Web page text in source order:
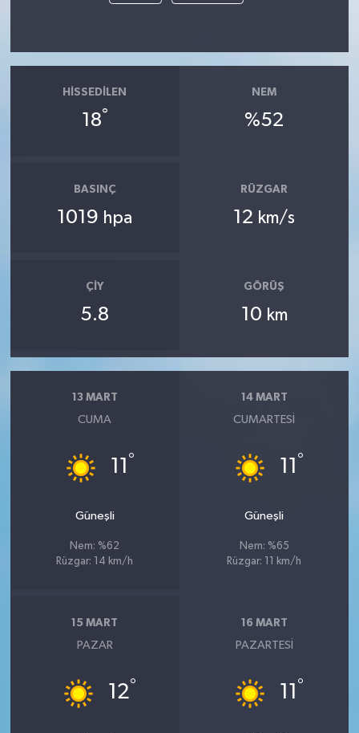
HISSEDILEN
18°
NEM
%52
BASINÇ
1019 hpa
RÜZGAR
12 km/s
ÇIY
5.8
GÖRÜŞ
10 km
13 MART
CUMA
11 °
Güneşli
Nem: %62
Rüzgar: 14 km/h
14 MART
CUMARTESI
11 °
Güneşli
Nem: %65
Rüzgar: 11 km/h
15 MART
PAZAR
12°
16 MART
PAZARTESI
11 °